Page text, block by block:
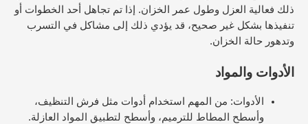
ذلك فعالية العزل وطول عمر الخزان. إذا تم تجاهل أحد الخطوات أو
تنفيذها بشكل غير صحيح، قد يؤدي ذلك إلى مشاكل في التسرب
وتدهور حالة الخزان.
الأدوات والمواد
الأدوات: من المهم استخدام أدوات مثل فرش التنظيف،
وأسطح المطاط للترميم، وأسطح لتطبيق المواد العازلة.